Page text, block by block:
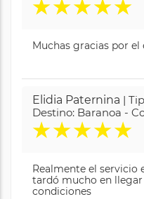
★★★★★
Muchas gracias por el
Elidia Paternina |
Destino: Baranoa -
★★★★★
Realmente el servicio
tardó mucho en
condiciones